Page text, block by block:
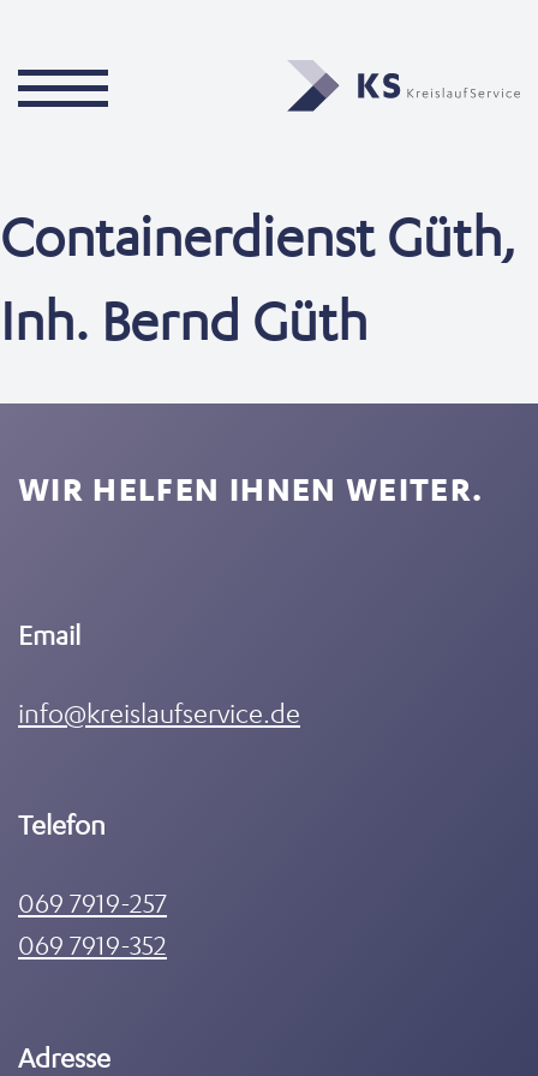
Containerdienst Güth,
Inh. Bernd Güth
WIR HELFEN IHNEN WEITER.
Email
info@kreislaufservice.de
Telefon
069 7919-257
069 7919-352
Adresse